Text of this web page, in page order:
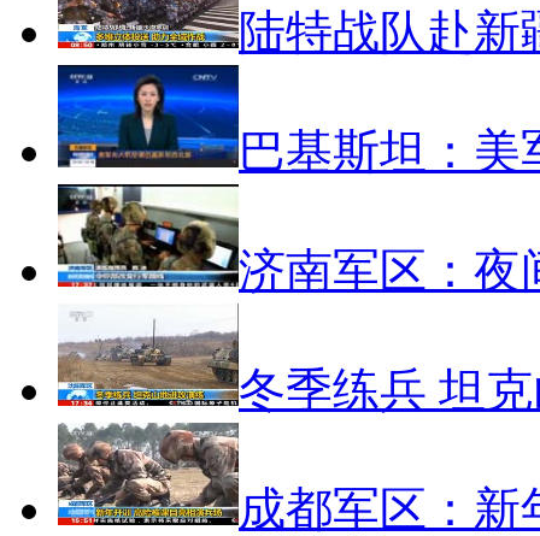
陆特战队赴新
巴基斯坦：
济南军区：夜
冬季练兵 坦
成都军区：新